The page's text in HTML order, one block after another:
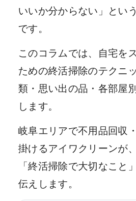
いいか分からない」とい
です。
このコラムでは、自宅を
ための終活掃除のテクニ
類・思い出の品・各部屋
します。
岐阜エリアで不用品回収
掛けるアイワクリーンが
「終活掃除で大切なこと
伝えします。